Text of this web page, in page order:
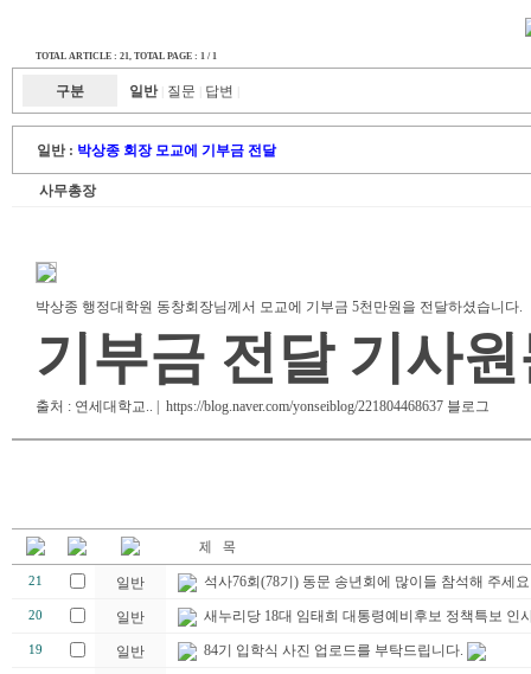
TOTAL ARTICLE : 21, TOTAL PAGE : 1 / 1
구분 일반 질문 답변
일반 : 박상종 회장 모교에 기부금 전달
사무총장
박상종 행정대학원 동창회장님께서 모교에 기부금 5천만원을 전달하셨습니다.
기부금 전달 기사
출처 : 연세대학교.. | https://blog.naver.com/yonseiblog/221804468637 블로그
21 일반 석사76회(78기) 동문 송년회에 많이들 참석해 주세요
20 일반 새누리당 18대 임태희 대통령예비후보 정책특보 인
19 일반 84기 입학식 사진 업로드를 부탁드립니다.